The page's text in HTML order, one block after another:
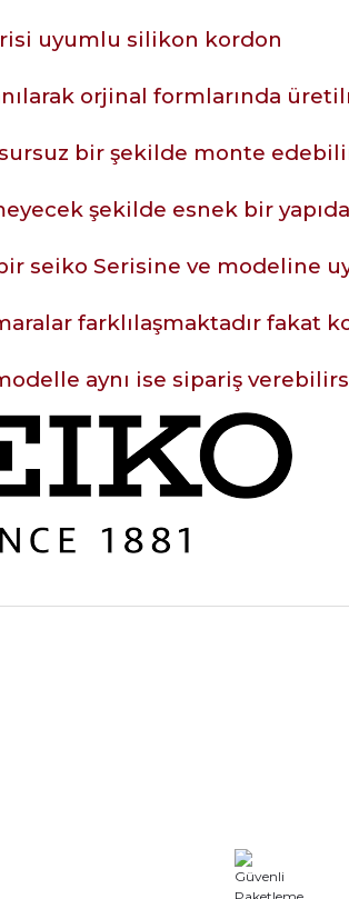
uyumlu silikon kordon
orjinal formlarında
bir şekilde monte
şekilde esnek bir
seiko Serisine ve modeline
farklılaşmaktadır fakat
aynı ise sipariş